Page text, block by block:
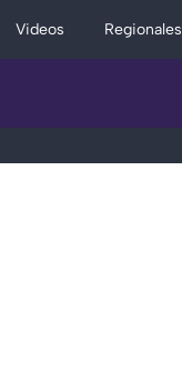
Videos Regionales